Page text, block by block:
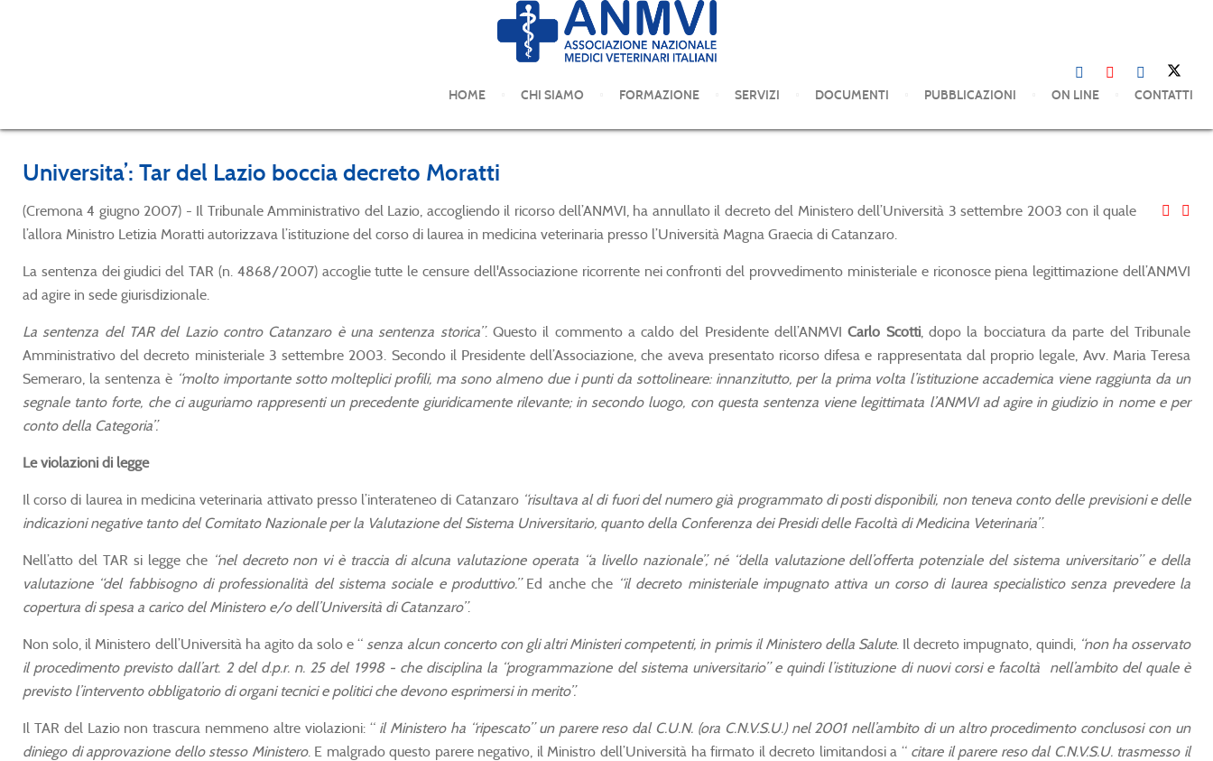
HOME CHI SIAMO FORMAZIONE SERVIZI DOCUMENTI PUBBLICAZIONI ON LINE CONTATTI
COMUNICATI STAMPA
Universita’: Tar del Lazio boccia decreto Moratti
(Cremona 4 giugno 2007) - Il Tribunale Amministrativo del Lazio, accogliendo il ricorso dell’ANMVI, ha annullato il decreto del Ministero dell’Università 3 settembre 2003 con il quale
l’allora Ministro Letizia Moratti autorizzava l’istituzione del corso di laurea in medicina veterinaria presso l’Università Magna Graecia di Catanzaro.
La sentenza dei giudici del TAR (n. 4868/2007) accoglie tutte le censure dell'Associazione ricorrente nei confronti del provvedimento ministeriale e riconosce piena legittimazione dell’ANMVI
ad agire in sede giurisdizionale.
La sentenza del TAR del Lazio contro Catanzaro è una sentenza storica”. Questo il commento a caldo del Presidente dell’ANMVICarlo Scotti, dopo la bocciatura da parte del Tribunale
Amministrativo del decreto ministeriale 3 settembre 2003. Secondo il Presidente dell’Associazione, che aveva presentato ricorso difesa e rappresentata dal proprio legale, Avv. Maria Teresa
Semeraro, la sentenza è “molto importante sotto molteplici profili, ma sono almeno due i punti da sottolineare: innanzitutto, per la prima volta l’istituzione accademica viene raggiunta da un
segnale tanto forte, che ci auguriamo rappresenti un precedente giuridicamente rilevante; in secondo luogo, con questa sentenza viene legittimata l’ANMVI ad agire in giudizio in nome e per
conto della Categoria”.
Le violazioni di legge
Il corso di laurea in medicina veterinaria attivato presso l’interateneo di Catanzaro “risultava al di fuori del numero già programmato di posti disponibili, non teneva conto delle previsioni e delle
indicazioni negative tanto del Comitato Nazionale per la Valutazione del Sistema Universitario, quanto della Conferenza dei Presidi delle Facoltà di Medicina Veterinaria”.
Nell’atto del TAR si legge che “nel decreto non vi è traccia di alcuna valutazione operata “a livello nazionale”, né “della valutazione dell’offerta potenziale del sistema universitario” e della
valutazione “del fabbisogno di professionalità del sistema sociale e produttivo.”Ed anche che “il decreto ministeriale impugnato attiva un corso di laurea specialistico senza prevedere la
copertura di spesa a carico del Ministero e/o dell’Università di Catanzaro”.
Non solo, il Ministero dell’Università ha agito da solo e “ senza alcun concerto con gli altri Ministeri competenti, in primis il Ministero della Salute. Il decreto impugnato, quindi, “non ha osservato
il procedimento previsto dall’art. 2 del d.p.r. n. 25 del 1998 - che disciplina la “programmazione del sistema universitario” e quindi l’istituzione di nuovi corsi e facoltà nell’ambito del quale è
previsto l’intervento obbligatorio di organi tecnici e politici che devono esprimersi in merito”.
Il TAR del Lazio non trascura nemmeno altre violazioni: “il Ministero ha “ripescato” un parere reso dal C.U.N. (ora C.N.V.S.U.) nel 2001 nell’ambito di un altro procedimento conclusosi con un
diniego di approvazione dello stesso Ministero. E malgrado questo parere negativo, il Ministro dell’Università ha firmato il decreto limitandosi a “citare il parere reso dal C.N.V.S.U. trasmesso il